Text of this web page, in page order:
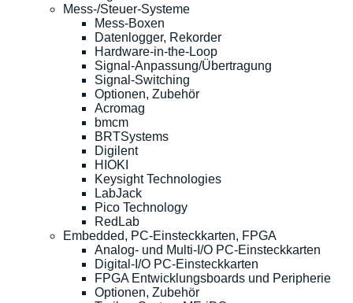
Mess-/Steuer-Systeme
Mess-Boxen
Datenlogger, Rekorder
Hardware-in-the-Loop
Signal-Anpassung/Übertragung
Signal-Switching
Optionen, Zubehör
Acromag
bmcm
BRTSystems
Digilent
HIOKI
Keysight Technologies
LabJack
Pico Technology
RedLab
Embedded, PC-Einsteckkarten, FPGA
Analog- und Multi-I/O PC-Einsteckkarten
Digital-I/O PC-Einsteckkarten
FPGA Entwicklungsboards und Peripherie
Optionen, Zubehör